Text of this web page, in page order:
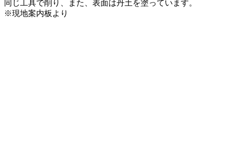
同じ工具で削り、また、表面は丹土を塗っています。
※現地案内板より